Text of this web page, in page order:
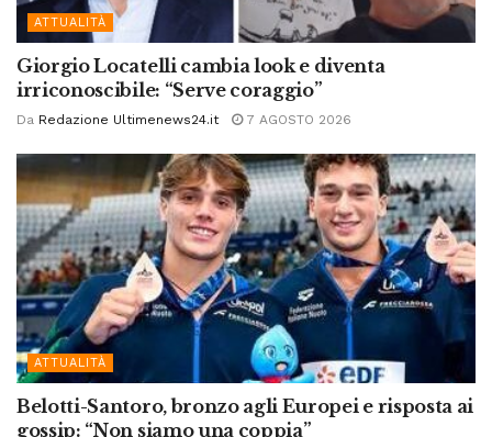
ATTUALITÀ
Giorgio Locatelli cambia look e diventa
irriconoscibile: “Serve coraggio”
Da Redazione Ultimenews24.it 7 AGOSTO 2026
ATTUALITÀ
Belotti-Santoro, bronzo agli Europei e risposta ai
gossip: “Non siamo una coppia”